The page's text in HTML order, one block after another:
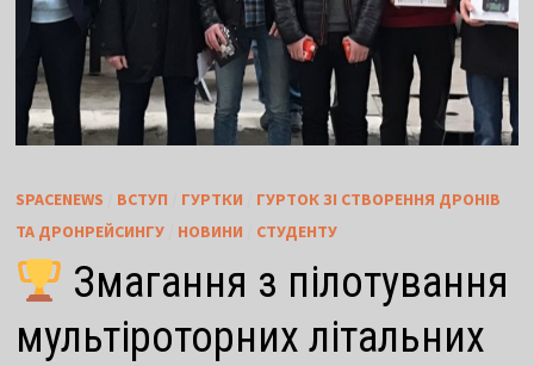
SPACENEWS ВСТУП ГУРТКИ
ГУРТОК ЗІ СТВОРЕННЯ ДРОНІВ
ТА ДРОНРЕЙСИНГУ/ НОВИНИ СТУДЕНТУ
Змагання з пілотування
мультіроторних літальних